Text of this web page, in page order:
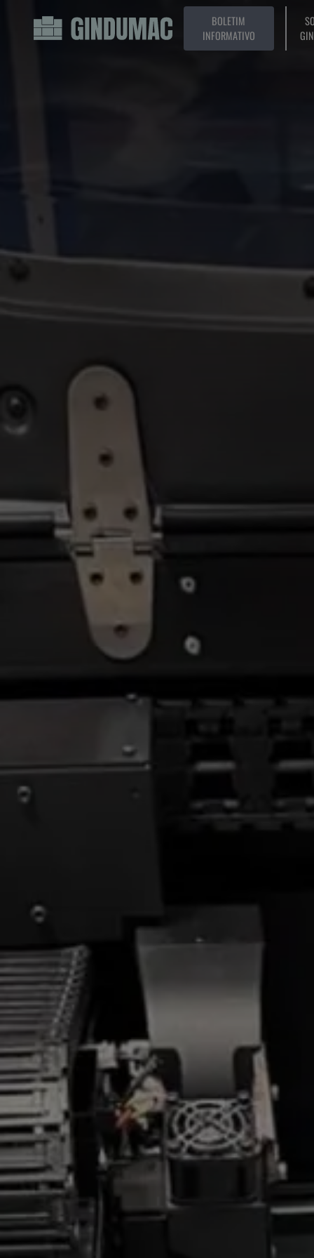
BOLETIM
INFORMATIVO